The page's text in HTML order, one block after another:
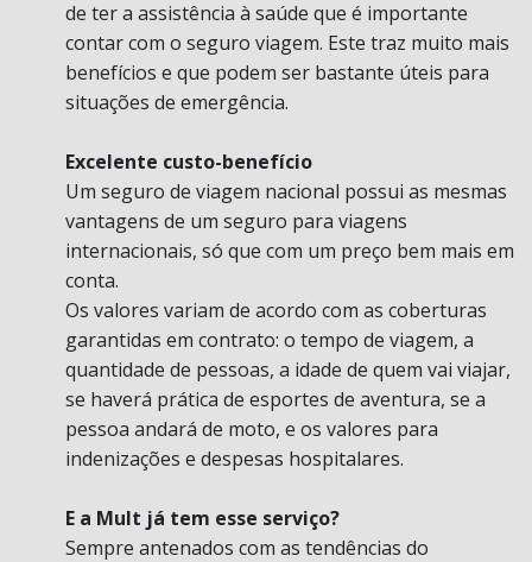
de ter a assistência à saúde que é importante
contar com o seguro viagem. Este traz muito mais
benefícios e que podem ser bastante úteis para
situações de emergência.
Excelente custo-benefício
Um seguro de viagem nacional possui as mesmas
vantagens de um seguro para viagens
internacionais, só que com um preço bem mais em
conta.
Os valores variam de acordo com as coberturas
garantidas em contrato: o tempo de viagem, a
quantidade de pessoas, a idade de quem vai viajar,
se haverá prática de esportes de aventura, se a
pessoa andará de moto, e os valores para
indenizações e despesas hospitalares.
E a Mult já tem esse serviço?
Sempre antenados com as tendências do